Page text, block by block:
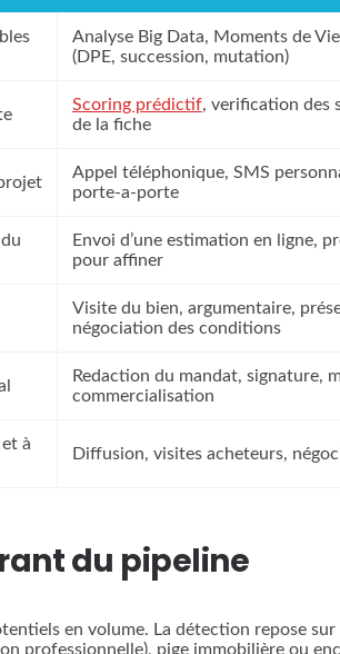
Analyse Big Data, Moments de
(DPE, succession, mutation)
Scoring prédictif, verification des
de la fiche
Appel téléphonique, SMS
porte-a-porte
Envoi d’une estimation en ligne,
pour affiner
Visite du bien, argumentaire,
négociation des conditions
Redaction du mandat, signature,
commercialisation
à
Diffusion, visites acheteurs,
du pipeline
en volume. La détection repose
professionnelle), pige immobilière ou